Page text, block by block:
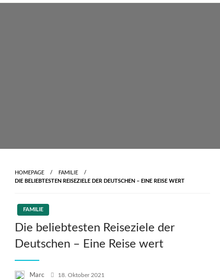
Skip
HOMEPAGE
FAMILIE
DIE BELIEBTESTEN REISEZIELE DER DEUTSCHEN – EINE REISE WERT
FAMILIE
Die beliebtesten Reiseziele der
Deutschen – Eine Reise wert
Marc
Posted
18. Oktober 2021